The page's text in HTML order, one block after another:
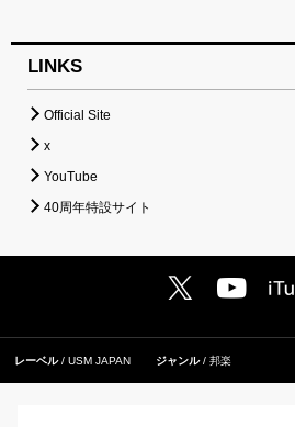
LINKS
Official Site
x
YouTube
40周年特設サイト
レーベル USM JAPAN ジャンル 邦楽